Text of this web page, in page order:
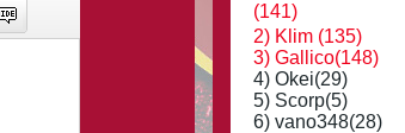
(141)
2) Klim (135)
3) Gallico(148)
4) Okei(29)
5) Scorp(5)
6) vano348(28)